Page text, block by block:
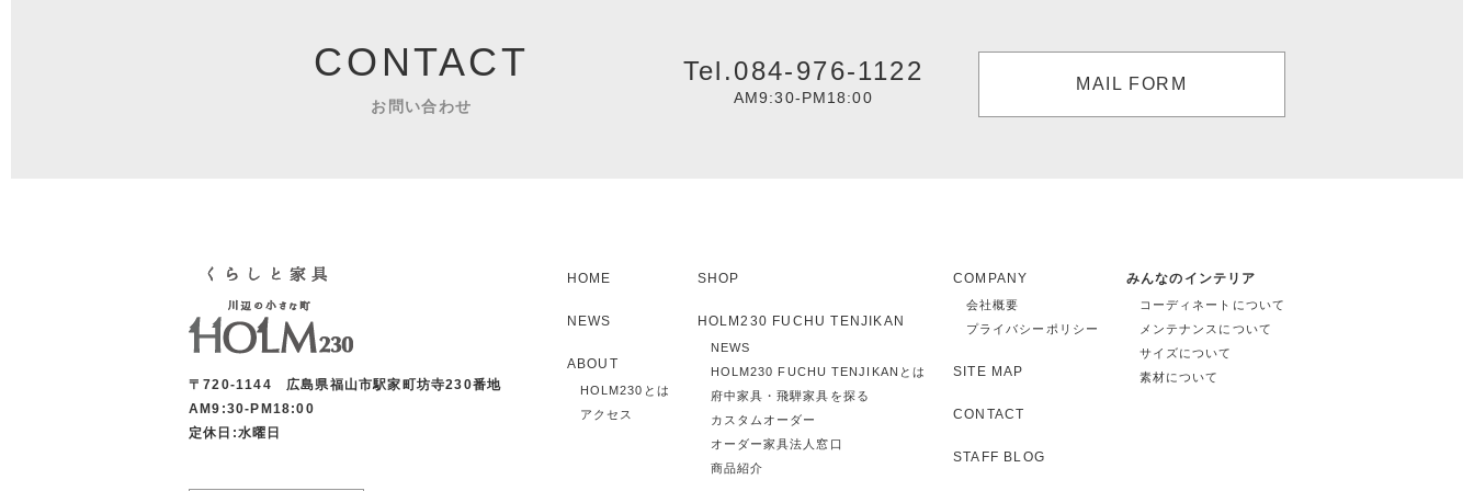
CONTACT
お問い合わせ
Tel.084-976-1122
AM9:30-PM18:00
MAIL FORM
〒720-1144 広島県福山市駅家町坊寺230番地
AM9:30-PM18:00
定休日:水曜日
HOME
NEWS
ABOUT
HOLM230とは
アクセス
SHOP
HOLM230 FUCHU TENJIKAN
NEWS
HOLM230 FUCHU TENJIKANとは
府中家具・飛騨家具を探る
カスタムオーダー
オーダー家具法人窓口
商品紹介
COMPANY
会社概要
プライバシーポリシー
SITE MAP
CONTACT
STAFF BLOG
みんなのインテリア
コーディネートについて
メンテナンスについて
サイズについて
素材について